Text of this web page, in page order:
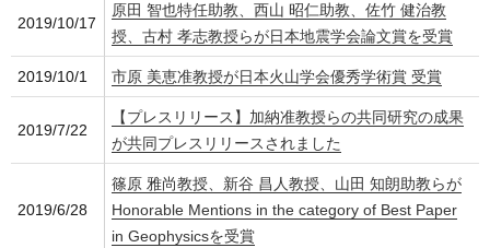
2019/10/17
原田 智也特任助教、西山 昭仁助教、佐竹 健治教
授、古村 孝志教授らが日本地震学会論文賞を受賞
2019/10/1 市原 美恵准教授が日本火山学会優秀学術賞 受賞
2019/7/22
【プレスリリース】加納准教授らの共同研究の成果
が共同プレスリリースされました
2019/6/28
篠原 雅尚教授、新谷 昌人教授、山田 知朗助教らが
Honorable Mentions in the category of Best Paper
in Geophysicsを受賞